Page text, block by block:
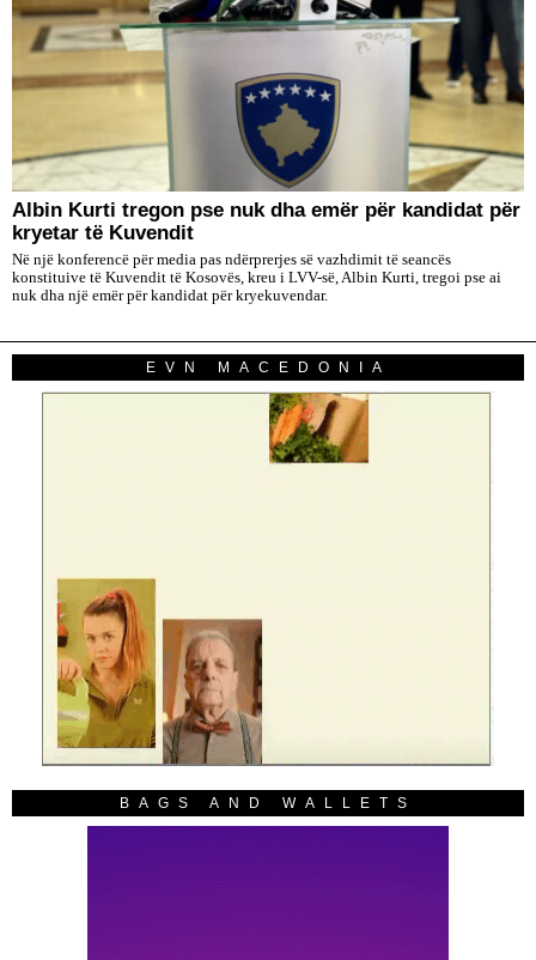
Albin Kurti tregon pse nuk dha emër për kandidat për
kryetar të Kuvendit
Në një konferencë për media pas ndërprerjes së vazhdimit të seancës
konstituive të Kuvendit të Kosovës, kreu i LVV-së, Albin Kurti, tregoi pse ai
nuk dha një emër për kandidat për kryekuvendar.
EVN MACEDONIA
BAGS AND WALLETS